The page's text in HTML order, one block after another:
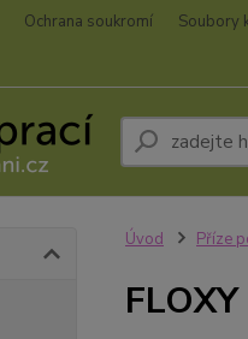
Ochrana soukromí Soubory
Úvod Příze